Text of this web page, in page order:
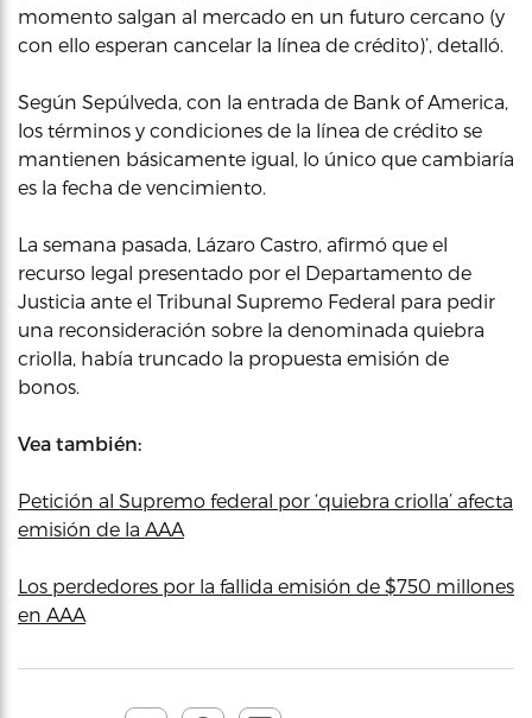
momento salgan al mercado en un futuro cercano (y
con ello esperan cancelar la línea de crédito)’, detalló.
Según Sepúlveda, con la entrada de Bank of America,
los términos y condiciones de la línea de crédito se
mantienen básicamente igual, lo único que cambiaría
es la fecha de vencimiento.
La semana pasada, Lázaro Castro, afirmó que el
recurso legal presentado por el Departamento de
Justicia ante el Tribunal Supremo Federal para pedir
una reconsideración sobre la denominada quiebra
criolla, había truncado la propuesta emisión de
bonos.
Vea también:
Petición al Supremo federal por ‘quiebra criolla’ afecta
emisión de la AAA
Los perdedores por la fallida emisión de $750 millones
en AAA